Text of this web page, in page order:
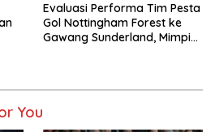
Evaluasi Performa Tim Pesta
Gol Nottingham Forest ke
Gawang Sunderland, Mimpi
You